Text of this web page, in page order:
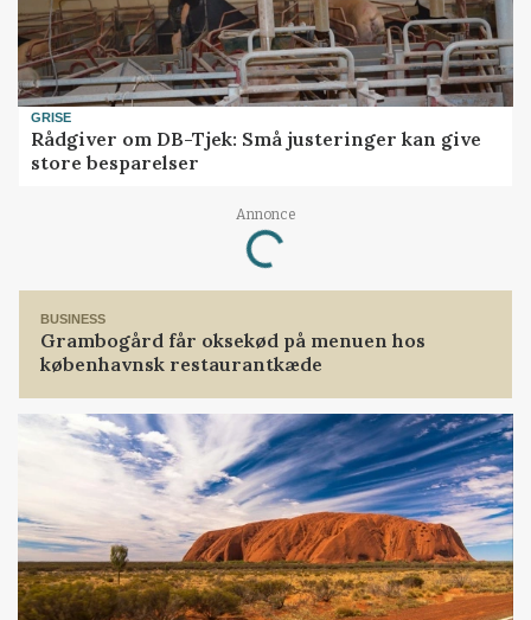
GRISE
Rådgiver om DB-Tjek: Små justeringer kan give
store besparelser
Annonce
Loading...
BUSINESS
Grambogård får oksekød på menuen hos
københavnsk restaurantkæde